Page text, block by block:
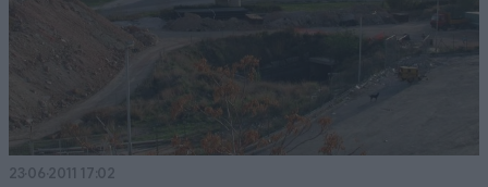
23·06·2011 17:02